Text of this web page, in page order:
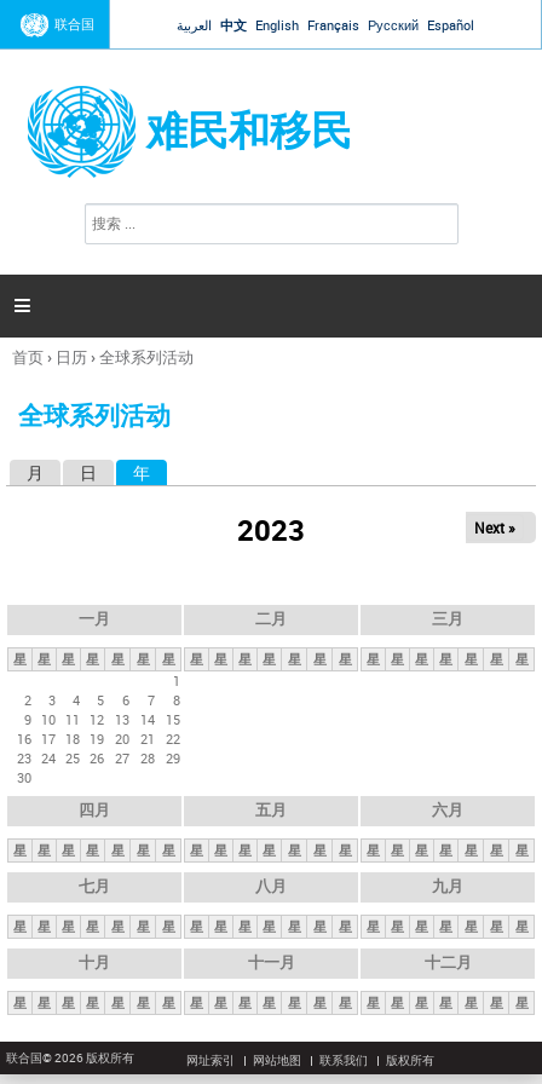
Jump to navigation
联合国 العربية 中文 English Français Русский Español
难民和移民
搜
索

你
这
首页› 日历›全球系列活动
全球系列活动
月 日 年
2023 Next »
一月
星 星 星 星 星 星
星
1
2
3 4 5 6 7
8
9 10 11 12 13 14
15
16 17 18 19 20 21
22
23 24 25 26 27 28 29
30
二月
星 星 星 星 星 星 星
三月
星 星 星 星 星 星 星
四月
星 星 星 星 星 星 星
五月
星 星 星 星 星 星 星
六月
星 星 星 星 星 星 星
七月
星 星 星 星 星 星 星
八月
星 星 星 星 星 星 星
九月
星 星 星 星 星 星 星
十月
星 星 星 星 星 星 星
十一月
星 星 星 星 星 星 星
十二月
星 星 星 星 星 星 星
联合国© 2026 版权所有 网址索引 网站地图 联系我们 版权所有